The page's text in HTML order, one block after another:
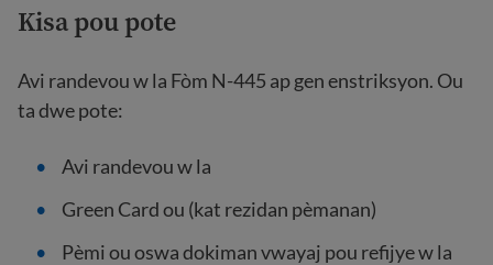
Kisa pou pote
Avi randevou w la Fòm N-445 ap gen enstriksyon. Ou
ta dwe pote:
Avi randevou w la
Green Card ou (kat rezidan pèmanan)
Pèmi ou oswa dokiman vwayaj pou refijye w la